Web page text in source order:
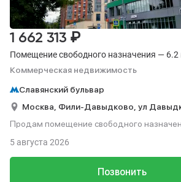
Помещение свободного назначения —
Коммерческая недвижимость
1 662 313 ₽
Славянский бульвар
Москва, Фили-Давыдково, ул
Продам помещение свободного
Позвонить
5 августа 2026